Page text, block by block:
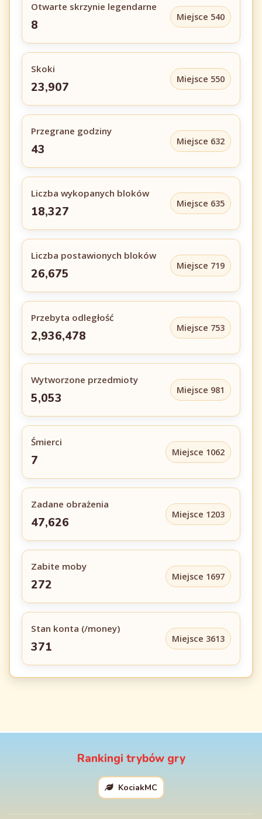
Otwarte skrzynie legendarne
8
Miejsce 540
Skoki
23,907
Miejsce 550
Przegrane godziny
43
Miejsce 632
Liczba wykopanych bloków
18,327
Miejsce 635
Liczba postawionych bloków
26,675
Miejsce 719
Przebyta odległość
2,936,478
Miejsce 753
Wytworzone przedmioty
5,053
Miejsce 981
Śmierci
7
Miejsce 1062
Zadane obrażenia
47,626
Miejsce 1203
Zabite moby
272
Miejsce 1697
Stan konta (/money)
371
Miejsce 3613
Rankingi trybów gry
KociakMC